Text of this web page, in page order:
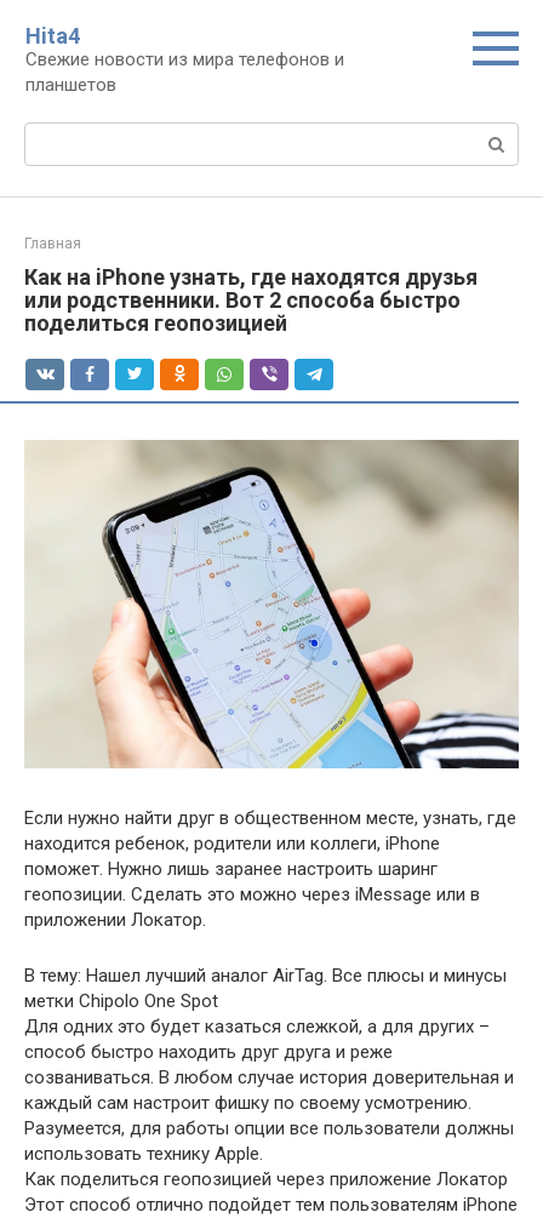
контенту
Нita4
Свежие новости из мира телефонов и
планшетов
Поиск:
Главная
Как на iPhone узнать, где находятся друзья
или родственники. Вот 2 способа быстро
поделиться геопозицией
Если нужно найти друг в общественном месте, узнать, где
находится ребенок, родители или коллеги, iPhone
поможет. Нужно лишь заранее настроить шаринг
геопозиции. Сделать это можно через iMessage или в
приложении Локатор.
В тему: Нашел лучший аналог AirTag. Все плюсы и минусы
метки Chipolo One Spot
Для одних это будет казаться слежкой, а для других –
способ быстро находить друг друга и реже
созваниваться. В любом случае история доверительная и
каждый сам настроит фишку по своему усмотрению.
Разумеется, для работы опции все пользователи должны
использовать технику Apple.
Как поделиться геопозицией через приложение Локатор
Этот способ отлично подойдет тем пользователям iPhone